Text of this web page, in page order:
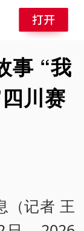
事 “我
川赛
（记者 王